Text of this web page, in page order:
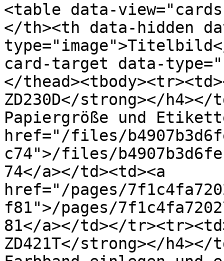
<table data-
</th><th data-hidden
card-target data-
</
ZD230D</strong></
Papiergröße und
href="/files/
c74">/files/
74</a></td><td><a
href="/pages/
f81">/pages/
81</a></td></
ZD421T</strong></